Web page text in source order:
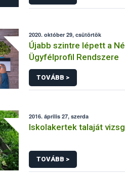
2020. október 29, csütörtök
Újabb szintre lépett a
Ügyfélprofil Rendszere
TOVÁBB >
2016. április 27, szerda
Iskolakertek talaját
TOVÁBB >